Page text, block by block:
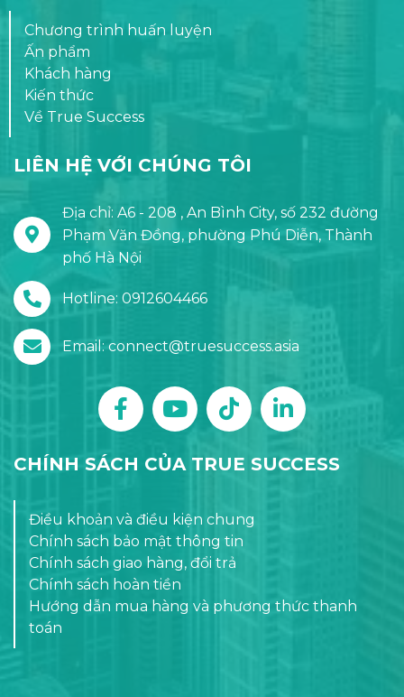
Chương trình huấn luyện
Ấn phẩm
Khách hàng
Kiến thức
Về True Success
LIÊN HỆ VỚI CHÚNG TÔI
Địa chỉ: A6 - 208 , An Bình City, số 232 đường
Phạm Văn Đồng, phường Phú Diễn, Thành
phố Hà Nội
Hotline: 0912604466
Email: connect@truesuccess.asia
CHÍNH SÁCH CỦA TRUE SUCCESS
Điều khoản và điều kiện chung
Chính sách bảo mật thông tin
Chính sách giao hàng, đổi trả
Chính sách hoàn tiền
Hướng dẫn mua hàng và phương thức thanh
toán